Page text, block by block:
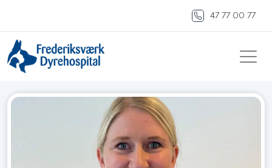
47 77 00 77